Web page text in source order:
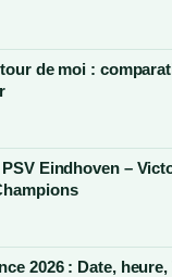
de moi :
Eindhoven –
2026 : Date,